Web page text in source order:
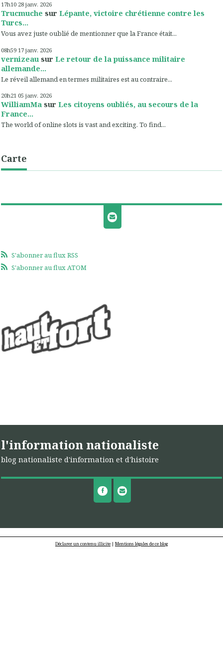
17h10 28 janv. 2026
Trucmuche sur Lépante, victoire chrétienne contre les
Turcs...
Vous avez juste oublié de mentionner que la France était...
08h59 17 janv. 2026
vernizeau sur Le retour de la puissance militaire
allemande...
Le réveil allemand en termes militaires est au contraire...
20h21 05 janv. 2026
WilliamMa sur Les citoyens oubliés, au secours de la
France...
The world of online slots is vast and exciting. To find...
Carte
S'abonner au flux RSS
S'abonner au flux ATOM
l'information nationaliste
blog nationaliste d'information et d'histoire
Déclarer un contenu illicite | Mentions légales de ce blog